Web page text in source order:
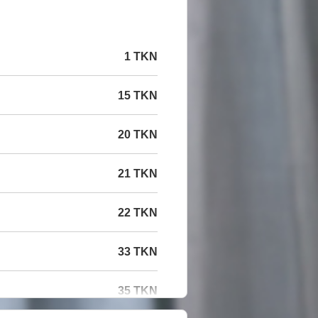
1 TKN
15 TKN
20 TKN
21 TKN
22 TKN
33 TKN
35 TKN